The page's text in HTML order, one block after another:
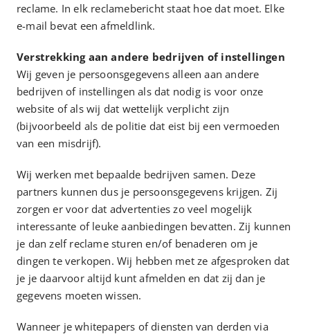
reclame. In elk reclamebericht staat hoe dat moet. Elke
e-mail bevat een afmeldlink.
Verstrekking aan andere bedrijven of instellingen
Wij geven je persoonsgegevens alleen aan andere
bedrijven of instellingen als dat nodig is voor onze
website of als wij dat wettelijk verplicht zijn
(bijvoorbeeld als de politie dat eist bij een vermoeden
van een misdrijf).
Wij werken met bepaalde bedrijven samen. Deze
partners kunnen dus je persoonsgegevens krijgen. Zij
zorgen er voor dat advertenties zo veel mogelijk
interessante of leuke aanbiedingen bevatten. Zij kunnen
je dan zelf reclame sturen en/of benaderen om je
dingen te verkopen. Wij hebben met ze afgesproken dat
je je daarvoor altijd kunt afmelden en dat zij dan je
gegevens moeten wissen.
Wanneer je whitepapers of diensten van derden via